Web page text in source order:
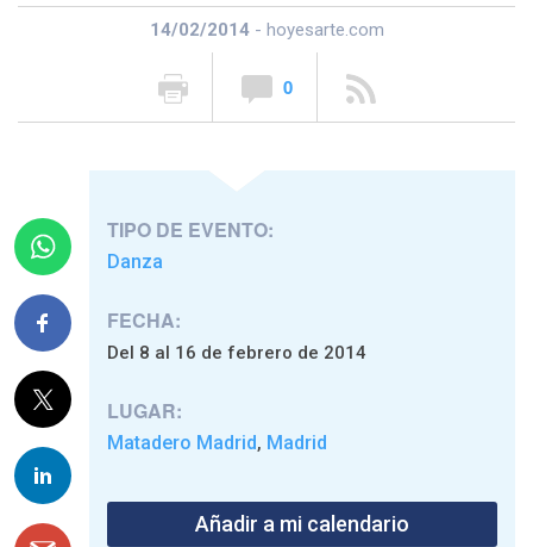
14/02/2014- hoyesarte.com
0
TIPO DE EVENTO:
Danza
FECHA:
Del 8 al 16 de febrero de 2014
LUGAR:
Matadero Madrid, Madrid
Añadir a mi calendario